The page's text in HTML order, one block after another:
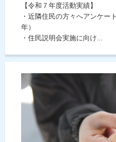
【令和７年度活動実績】
・近隣住民の方々へアンケ
年）
・住民説明会実施に向け...